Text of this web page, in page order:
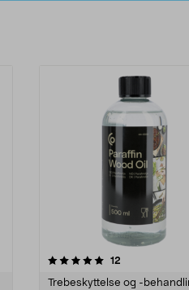
12
Trebeskyttelse og -
4.0 av 5 stjerner